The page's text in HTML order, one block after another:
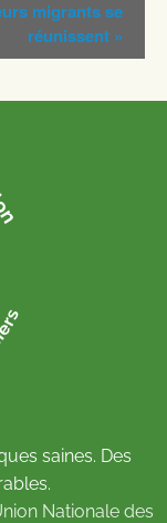
migrants se
réunissent »
saines. Des
Nationale des